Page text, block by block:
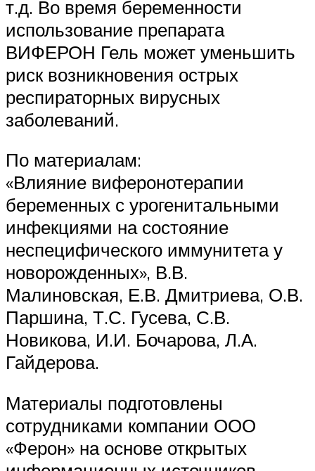
т.д. Во время беременности
использование препарата
ВИФЕРОН Гель может уменьшить
риск возникновения острых
респираторных вирусных
заболеваний.
По материалам:
«Влияние виферонотерапии
беременных с урогенитальными
инфекциями на состояние
неспецифического иммунитета у
новорожденных», В.В.
Малиновская, Е.В. Дмитриева, О.В.
Паршина, Т.С. Гусева, С.В.
Новикова, И.И. Бочарова, Л.А.
Гайдерова.
Материалы подготовлены
сотрудниками компании ООО
«Ферон» на основе открытых